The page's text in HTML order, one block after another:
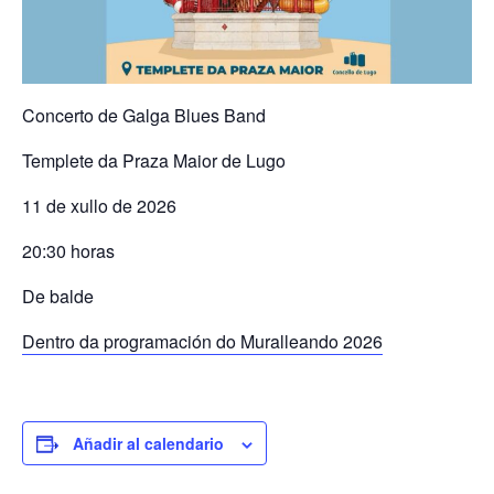
Concerto de Galga Blues Band
Templete da Praza Maior de Lugo
11 de xullo de 2026
20:30 horas
De balde
Dentro da programación do Muralleando 2026
Añadir al calendario